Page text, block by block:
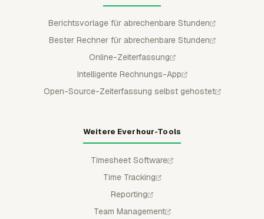
Berichtsvorlage für abrechenbare Stunden
Bester Rechner für abrechenbare Stunden
Online-Zeiterfassung
Intelligente Rechnungs-App
Open-Source-Zeiterfassung selbst gehostet
Weitere Everhour-Tools
Timesheet Software
Time Tracking
Reporting
Team Management